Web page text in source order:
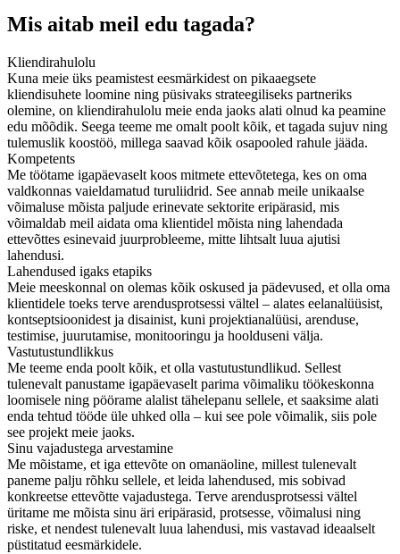
Mis aitab meil edu tagada?
Kliendirahulolu
Kuna meie üks peamistest eesmärkidest on pikaaegsete
kliendisuhete loomine ning püsivaks strateegiliseks partneriks
olemine, on kliendirahulolu meie enda jaoks alati olnud ka peamine
edu mõõdik. Seega teeme me omalt poolt kõik, et tagada sujuv ning
tulemuslik koostöö, millega saavad kõik osapooled rahule jääda.
Kompetents
Me töötame igapäevaselt koos mitmete ettevõtetega, kes on oma
valdkonnas vaieldamatud turuliidrid. See annab meile unikaalse
võimaluse mõista paljude erinevate sektorite eripärasid, mis
võimaldab meil aidata oma klientidel mõista ning lahendada
ettevõttes esinevaid juurprobleeme, mitte lihtsalt luua ajutisi
lahendusi.
Lahendused igaks etapiks
Meie meeskonnal on olemas kõik oskused ja pädevused, et olla oma
klientidele toeks terve arendusprotsessi vältel – alates eelanalüüsist,
kontseptsioonidest ja disainist, kuni projektianalüüsi, arenduse,
testimise, juurutamise, monitooringu ja hoolduseni välja.
Vastutustundlikkus
Me teeme enda poolt kõik, et olla vastutustundlikud. Sellest
tulenevalt panustame igapäevaselt parima võimaliku töökeskonna
loomisele ning pöörame alalist tähelepanu sellele, et saaksime alati
enda tehtud tööde üle uhked olla – kui see pole võimalik, siis pole
see projekt meie jaoks.
Sinu vajadustega arvestamine
Me mõistame, et iga ettevõte on omanäoline, millest tulenevalt
paneme palju rõhku sellele, et leida lahendused, mis sobivad
konkreetse ettevõtte vajadustega. Terve arendusprotsessi vältel
üritame me mõista sinu äri eripärasid, protsesse, võimalusi ning
riske, et nendest tulenevalt luua lahendusi, mis vastavad ideaalselt
püstitatud eesmärkidele.